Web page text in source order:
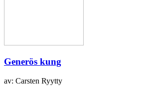
Generös kung
av: Carsten Ryytty